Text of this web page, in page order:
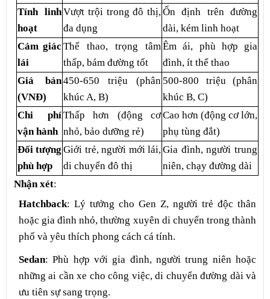
Tính linh
hoạt
Vượt trội trong đô thị,
đa dụng
Ổn định trên đường
dài, kém linh hoạt
Cảm giác
lái
Thể thao, trọng tâm
thấp, bám đường tốt
Êm ái, phù hợp gia
đình, ít thể thao
Giá bán
(VNĐ)
450-650 triệu (phân
khúc A, B)
500-800 triệu (phân
khúc B, C)
Chi phí
vận hành
Thấp hơn (động cơ
nhỏ, bảo dưỡng rẻ)
Cao hơn (động cơ lớn,
phụ tùng đắt)
Đối tượng
phù hợp
Giới trẻ, người mới lái,
di chuyển đô thị
Gia đình, người trung
niên, chạy đường dài
Nhận xét:
Hatchback: Lý tưởng cho Gen Z, người trẻ độc thân
hoặc gia đình nhỏ, thường xuyên di chuyển trong thành
phố và yêu thích phong cách cá tính.
Sedan: Phù hợp với gia đình, người trung niên hoặc
những ai cần xe cho công việc, di chuyển đường dài và
ưu tiên sự sang trọng.